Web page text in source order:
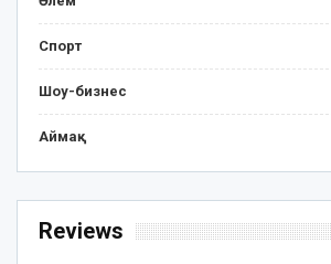
Спорт
Шоу-бизнес
Аймақ
Reviews